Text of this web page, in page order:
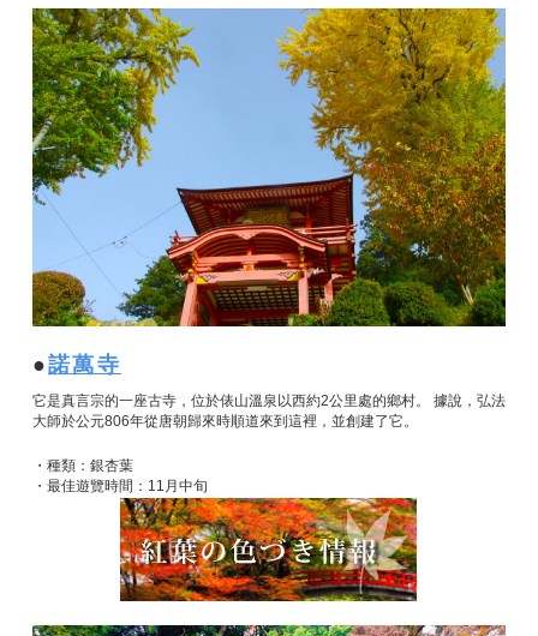
諾萬寺
它是真言宗的一座古寺，位於俵山溫泉以西約2公里處的鄉村。 據說，弘法
大師於公元806年從唐朝歸來時順道來到這裡，並創建了它。
・種類：銀杏葉
・最佳遊覽時間：11月中旬